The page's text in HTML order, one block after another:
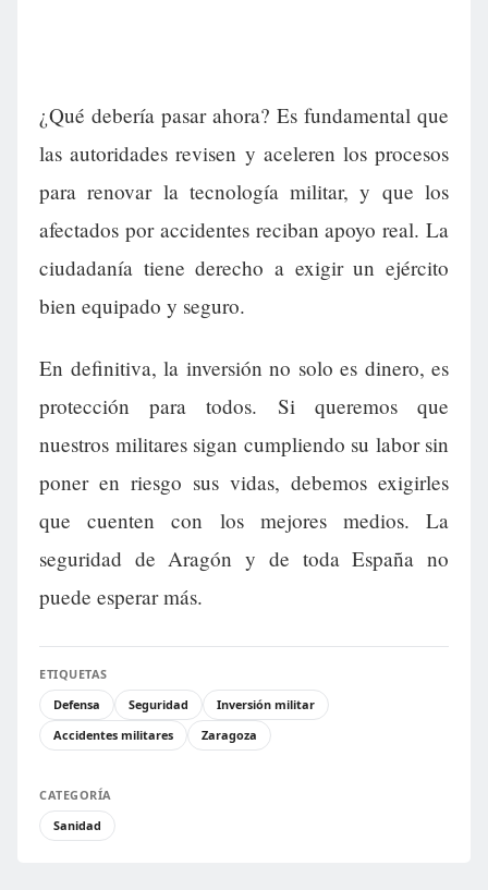
¿Qué debería pasar ahora? Es fundamental que
las autoridades revisen y aceleren los procesos
para renovar la tecnología militar, y que los
afectados por accidentes reciban apoyo real. La
ciudadanía tiene derecho a exigir un ejército
bien equipado y seguro.
En definitiva, la inversión no solo es dinero, es
protección para todos. Si queremos que
nuestros militares sigan cumpliendo su labor sin
poner en riesgo sus vidas, debemos exigirles
que cuenten con los mejores medios. La
seguridad de Aragón y de toda España no
puede esperar más.
ETIQUETAS
Defensa
Seguridad
Inversión militar
Accidentes militares
Zaragoza
CATEGORÍA
Sanidad